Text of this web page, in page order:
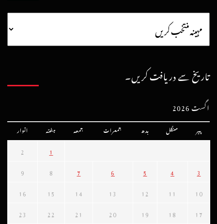
تاریخ سے دریافت کریں۔
اگست 2026
پیر منگل بدھ جمعرات جمعہ ہفتہ اتوار
1
2
3
4
5
6
7
8
9
10
11
12
13
14
15
16
17
18
19
20
21
22
23